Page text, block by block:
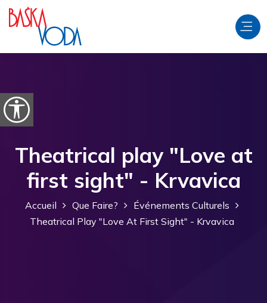
Aller au contenu
Ouvrir les options d'accessibilité
Theatrical play "Love at
first sight" - Krvavica
Accueil Que Faire?
Événements Culturels
Theatrical Play "Love At First Sight" - Krvavica